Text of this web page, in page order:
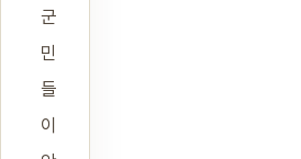
군
민
들
이